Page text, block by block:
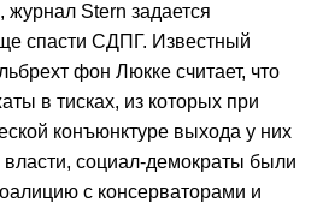
журнал Stern задается
спасти СДПГ. Известный
фон Люкке считает, что
в тисках, из которых при
конъюнктуре выхода у них
власти, социал-демократы были
с консерваторами и